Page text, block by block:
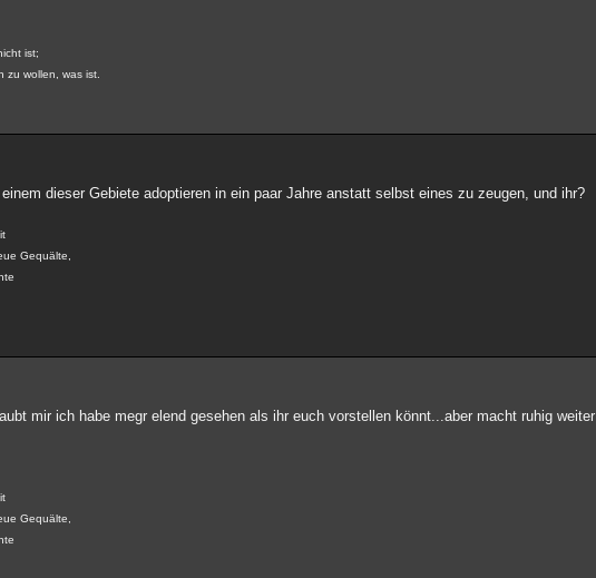
ist;
zu wollen, was ist.
dieser Gebiete adoptieren in ein paar Jahre anstatt selbst eines zu zeugen, und ihr?
Gequälte,
mir ich habe megr elend gesehen als ihr euch vorstellen könnt...aber macht ruhig weiter
Gequälte,